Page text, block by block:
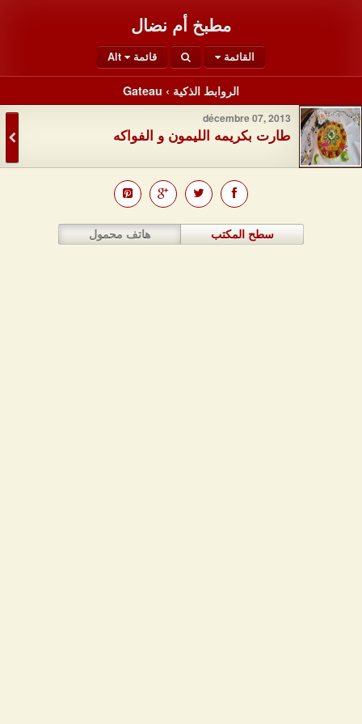
مطبخ أم نضال
القائمة قائمة Alt
الروابط الذكية › Gateau
décembre 07, 2013
طارت بكريمه الليمون و الفواكه
هاتف محمول سطح المكتب